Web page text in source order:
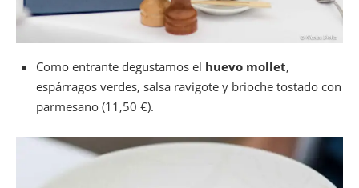
Como entrante degustamos el huevo mollet,
espárragos verdes, salsa ravigote y brioche tostado con
parmesano (11,50 €).